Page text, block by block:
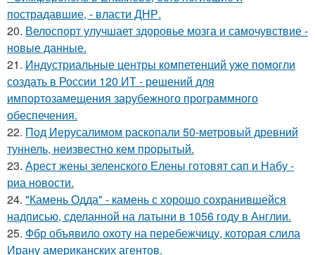
пострадавшие, - власти ДНР.
20. Велоспорт улучшает здоровье мозга и самочувствие -
новые данные.
21. Индустриальные центры компетенций уже помогли
создать в России 120 ИТ - решений для
импортозамещения зарубежного программного
обеспечения.
22. Под Иерусалимом раскопали 50-метровый древний
туннель, неизвестно кем прорытый.
23. Арест жены зеленского Елены готовят сап и Набу -
риа новости.
24. "Камень Одда" - камень с хорошо сохранившейся
надписью, сделанной на латыни в 1056 году в Англии.
25. Фбр объявило охоту на перебежчицу, которая слила
Ирану американских агентов.